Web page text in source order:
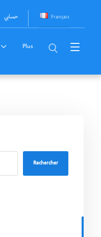
Français حسابي
Plus
Rechercher